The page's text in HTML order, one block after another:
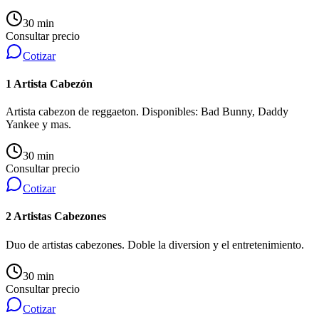
30 min
Consultar precio
Cotizar
1 Artista Cabezón
Artista cabezon de reggaeton. Disponibles: Bad Bunny, Daddy
Yankee y mas.
30 min
Consultar precio
Cotizar
2 Artistas Cabezones
Duo de artistas cabezones. Doble la diversion y el entretenimiento.
30 min
Consultar precio
Cotizar